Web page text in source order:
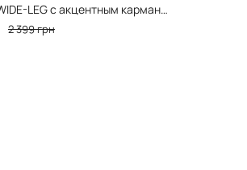
Джинсы WIDE-LEG с акцентным карманом, Blue
2 399 грн